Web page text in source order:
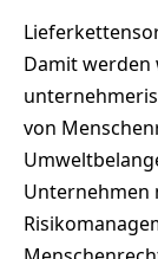
Damit werden
von
Unternehmen